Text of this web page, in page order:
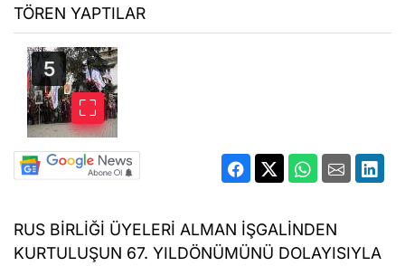
TÖREN YAPTILAR
RUS BİRLİĞİ ÜYELERİ ALMAN İŞGALİNDEN
KURTULUŞUN 67. YILDÖNÜMÜNÜ DOLAYISIYLA